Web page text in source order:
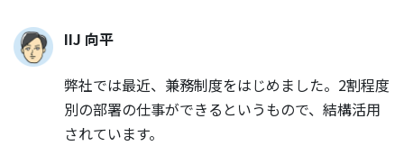
IIJ 向平
弊社では最近、兼務制度をはじめました。2割程度
別の部署の仕事ができるというもので、結構活用
されています。